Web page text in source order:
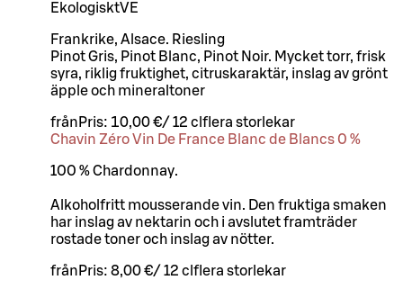
EkologisktVE
Frankrike, Alsace. Riesling
Pinot Gris, Pinot Blanc, Pinot Noir. Mycket torr, frisk
syra, riklig fruktighet, citruskaraktär, inslag av grönt
äpple och mineraltoner
från Pris: 10,00 €/ 12 cl flera storlekar
Chavin Zéro Vin De France Blanc de Blancs 0 %
100 % Chardonnay.
Alkoholfritt mousserande vin. Den fruktiga smaken
har inslag av nektarin och i avslutet framträder
rostade toner och inslag av nötter.
från Pris: 8,00 €/ 12 cl flera storlekar